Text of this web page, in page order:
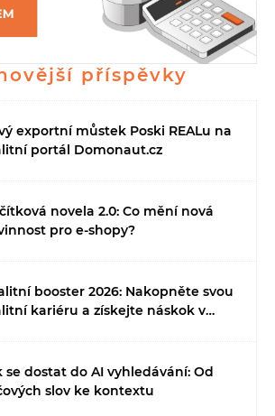
příspěvky
exportní můstek Poski REALu na
portál Domonaut.cz
novela 2.0: Co mění nová
pro e-shopy?
booster 2026: Nakopněte svou
kariéru a získejte náskok v
se dostat do AI vyhledávání: Od
slov ke kontextu